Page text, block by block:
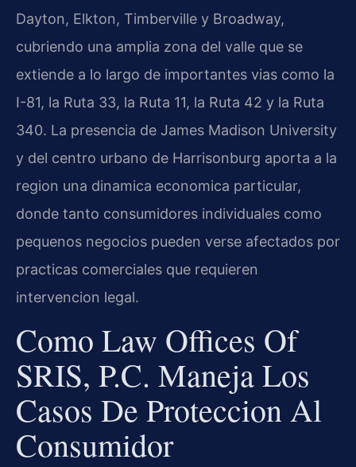
Dayton, Elkton, Timberville y Broadway,
cubriendo una amplia zona del valle que se
extiende a lo largo de importantes vias como la
I-81, la Ruta 33, la Ruta 11, la Ruta 42 y la Ruta
340. La presencia de James Madison University
y del centro urbano de Harrisonburg aporta a la
region una dinamica economica particular,
donde tanto consumidores individuales como
pequenos negocios pueden verse afectados por
practicas comerciales que requieren
intervencion legal.
Como Law Offices Of
SRIS, P.C. Maneja Los
Casos De Proteccion Al
Consumidor